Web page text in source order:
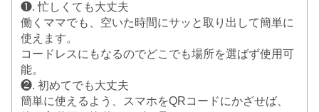
❶. 忙しくても大丈夫
働くママでも、空いた時間にサッと取り出して簡単に
使えます。
コードレスにもなるのでどこでも場所を選ばず使用可
能。
❷. 初めてでも大丈夫
簡単に使えるよう、スマホをQRコードにかざせば、